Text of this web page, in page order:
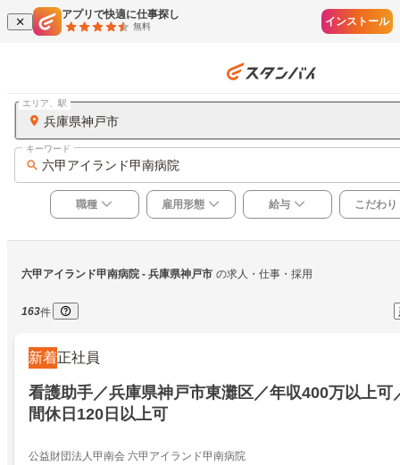
アプリで快適に仕事探し
無料 インストール
兵庫県神戸市
エリア、駅
六甲アイランド甲南病院
キーワード
職種 雇用形態 給与 こだわり
六甲アイランド甲南病院 - 兵庫県神戸市 の求人・仕事・採用
163件
新着正社員
看護助手／兵庫県神戸市東灘区／年収400万以上可
間休日120日以上可
公益財団法人甲南会 六甲アイランド甲南病院